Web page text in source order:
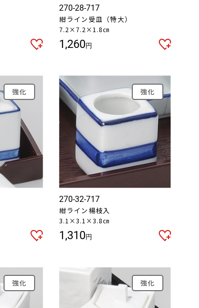
270-28-717
紺ライン受皿（特大）
7.2×7.2×1.8㎝
1,260円
強化 強化
270-32-717
紺ライン楊枝入
3.1×3.1×3.8㎝
1,310円
強化 強化